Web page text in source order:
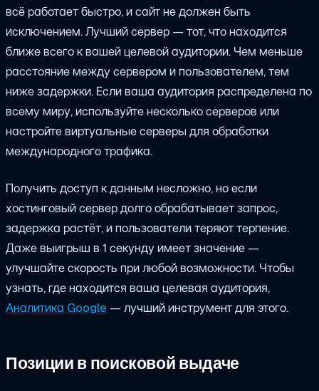
всё работает быстро, и сайт не должен быть
исключением. Лучший сервер — тот, что находится
ближе всего к вашей целевой аудитории. Чем меньше
расстояние между сервером и пользователем, тем
ниже задержки. Если ваша аудитория распределена по
всему миру, используйте несколько серверов или
настройте виртуальные серверы для обработки
международного трафика.
Получить доступ к данным несложно, но если
хостинговый сервер долго обрабатывает запрос,
задержка растёт, и пользователи теряют терпение.
Даже выигрыш в 1 секунду имеет значение —
улучшайте скорость при любой возможности. Чтобы
узнать, где находится ваша целевая аудитория,
Аналитика Google — лучший инструмент для этого.
Позиции в поисковой выдаче